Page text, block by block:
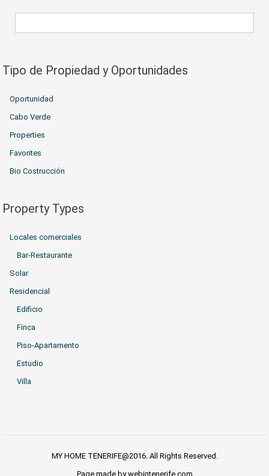
Tipo de Propiedad y Oportunidades
Oportunidad
Cabo Verde
Properties
Favorites
Bio Costrucción
Property Types
Locales comerciales
Bar-Restaurante
Solar
Residencial
Edificio
Finca
Piso-Apartamento
Estudio
Villa
MY HOME TENERIFE@2016. All Rights Reserved.
Page made by webintenerife.com